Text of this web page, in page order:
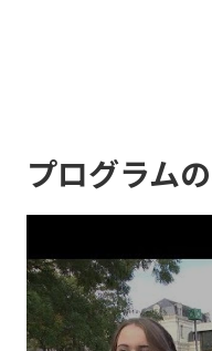
プログラム